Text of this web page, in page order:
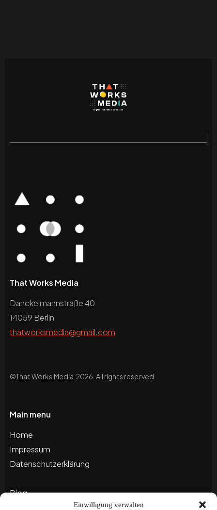
Einwilligung verwalten
That Works Media
Danckelmannstraße 40
14059 Berlin
thatworksmedia@gmail.com
©That Works Media 2026. All rights reserved.
Main menu
Home
Impressum
Datenschutzerklärung
Blog